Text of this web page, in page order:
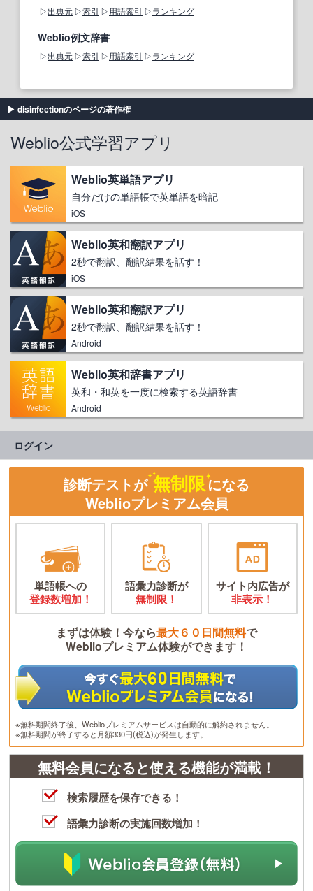
出典元 索引 用語索引 ランキング
Weblio例文辞書
出典元 索引 用語索引 ランキング
disinfectionのページの著作権
Weblio公式学習アプリ
Weblio英単語アプリ
自分だけの単語帳で英単語を暗記
iOS
Weblio英和翻訳アプリ
2秒で翻訳、翻訳結果を話す！
iOS
Weblio英和翻訳アプリ
2秒で翻訳、翻訳結果を話す！
Android
Weblio英和辞書アプリ
英和・和英を一度に検索する英語辞書
Android
ログイン
診断テストが 無制限になる
Weblioプレミアム会員
単語帳への
登録数増加！
語彙力診断が
無制限！
サイト内広告が
非表示！
まずは体験！今なら最大６０日間無料で
Weblioプレミアム体験ができます！
※無料期間終了後、Weblioプレミアムサービスは自動的に解約されません。
※無料期間が終了すると月額330円(税込)が発生します。
無料会員になると使える機能が満載！
検索履歴を保存できる！
語彙力診断の実施回数増加！